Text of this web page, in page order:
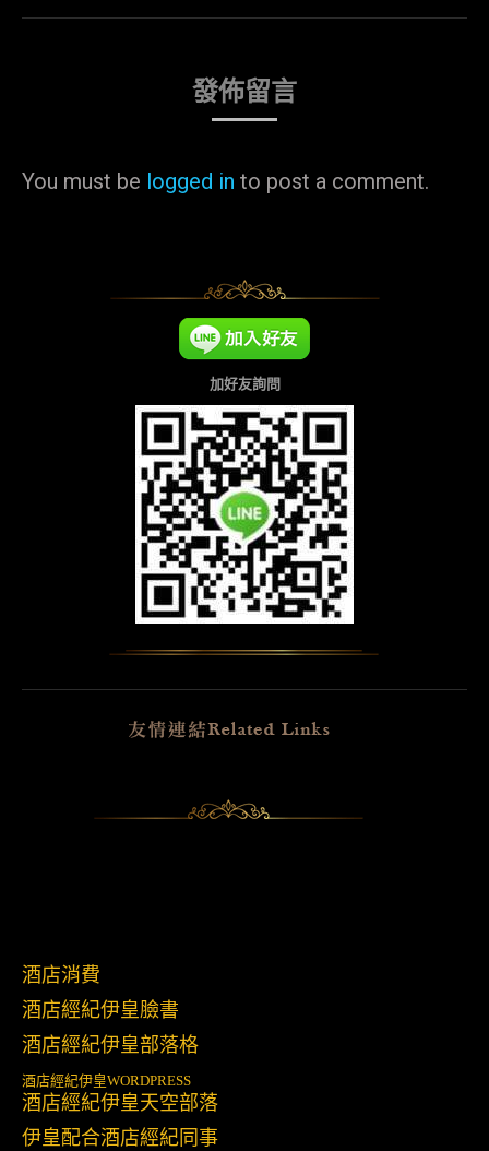
發佈留言
You must be logged in to post a comment.
加好友詢問
酒店消費
酒店經紀伊皇臉書
酒店經紀伊皇部落格
酒店經紀伊皇WORDPRESS
酒店經紀伊皇天空部落
伊皇配合酒店經紀同事